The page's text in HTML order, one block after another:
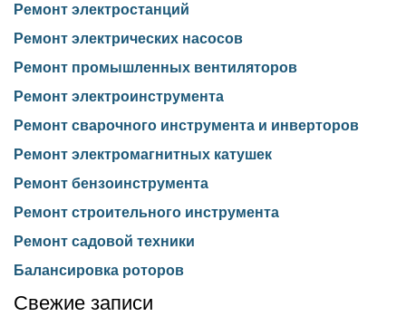
Ремонт электростанций
Ремонт электрических насосов
Ремонт промышленных вентиляторов
Ремонт электроинструмента
Ремонт сварочного инструмента и инверторов
Ремонт электромагнитных катушек
Ремонт бензоинструмента
Ремонт строительного инструмента
Ремонт садовой техники
Балансировка роторов
Свежие записи